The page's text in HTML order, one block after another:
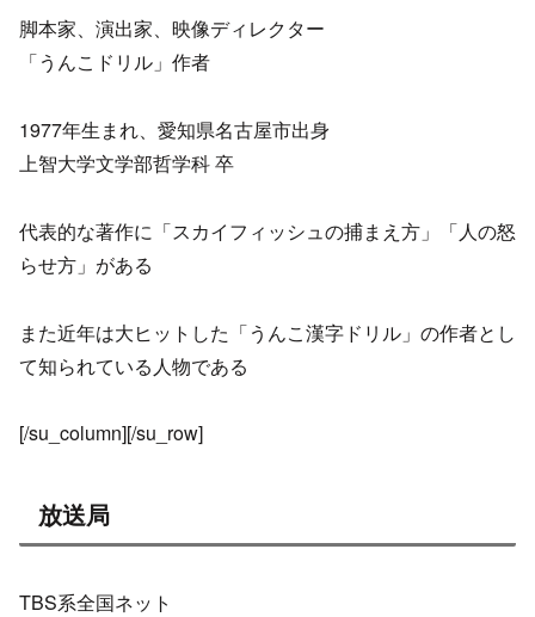
脚本家、演出家、映像ディレクター
「うんこドリル」作者
1977年生まれ、愛知県名古屋市出身
上智大学文学部哲学科 卒
代表的な著作に「スカイフィッシュの捕まえ方」「人の怒
らせ方」がある
また近年は大ヒットした「うんこ漢字ドリル」の作者とし
て知られている人物である
[/su_column][/su_row]
放送局
TBS系全国ネット